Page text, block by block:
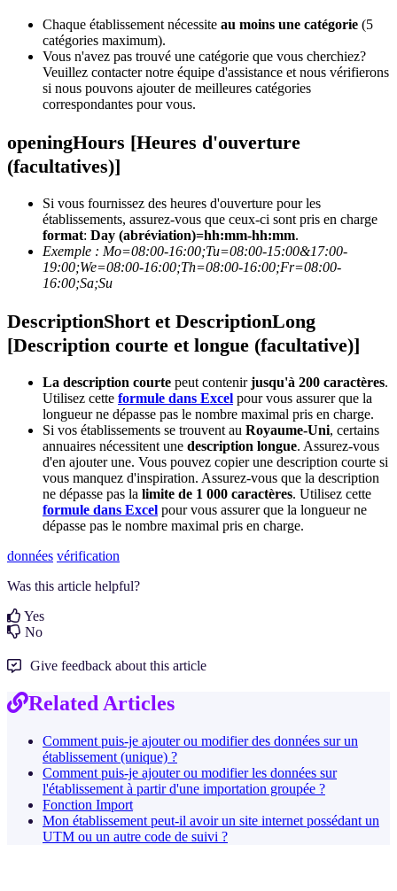
Chaque établissement nécessite au moins une catégorie (5
catégories maximum).
Vous n'avez pas trouvé une catégorie que vous cherchiez?
Veuillez contacter notre équipe d'assistance et nous vérifierons
si nous pouvons ajouter de meilleures catégories
correspondantes pour vous.
openingHours [Heures d'ouverture
(facultatives)]
Si vous fournissez des heures d'ouverture pour les
établissements, assurez-vous que ceux-ci sont pris en charge
format: Day (abréviation)=hh:mm-hh:mm.
Exemple : Mo=08:00-16:00;Tu=08:00-15:00&17:00-
19:00;We=08:00-16:00;Th=08:00-16:00;Fr=08:00-
16:00;Sa;Su
DescriptionShort et DescriptionLong
[Description courte et longue (facultative)]
La description courte peut contenirjusqu'à 200 caractères.
Utilisez cette formule dans Excel pour vous assurer que la
longueur ne dépasse pas le nombre maximal pris en charge.
Si vos établissements se trouvent au Royaume-Uni, certains
annuaires nécessitent une description longue. Assurez-vous
d'en ajouter une. Vous pouvez copier une description courte si
vous manquez d'inspiration. Assurez-vous que la description
ne dépasse pas la limite de 1 000 caractères. Utilisez cette
formule dans Excel pour vous assurer que la longueur ne
dépasse pas le nombre maximal pris en charge.
données vérification
Was this article helpful?
Yes
No
Give feedback about this article
Related Articles
Comment puis-je ajouter ou modifier des données sur un
établissement (unique) ?
Comment puis-je ajouter ou modifier les données sur
l'établissement à partir d'une importation groupée ?
Fonction Import
Mon établissement peut-il avoir un site internet possédant un
UTM ou un autre code de suivi ?